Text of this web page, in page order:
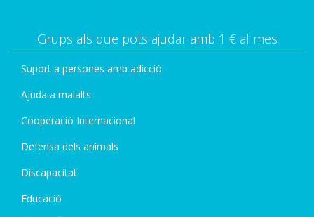
Grups als que pots ajudar amb 1 € al mes
Suport a persones amb adicció
Ajuda a malalts
Cooperació Internacional
Defensa dels animals
Discapacitat
Educació